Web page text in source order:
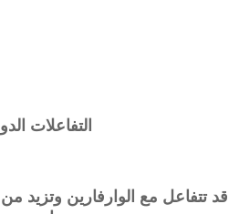
التفاعلات
قد تتفاعل مع الوارفارين وتزيد